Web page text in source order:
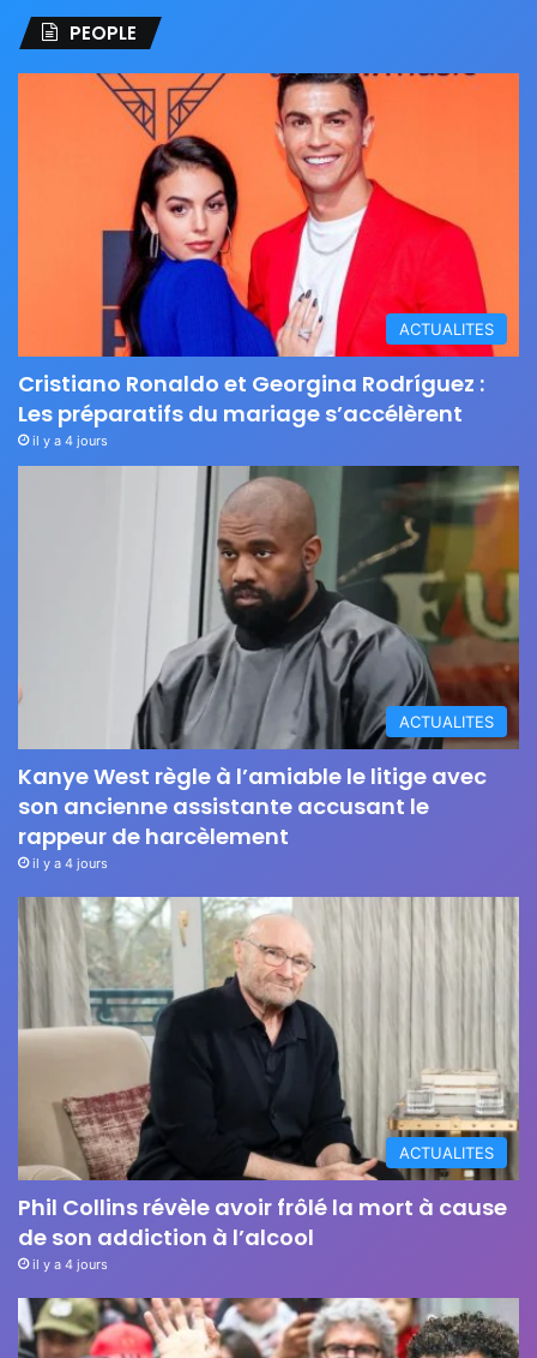
PEOPLE
ACTUALITES
Cristiano Ronaldo et Georgina Rodríguez :
Les préparatifs du mariage s’accélèrent
il y a 4 jours
ACTUALITES
Kanye West règle à l’amiable le litige avec
son ancienne assistante accusant le
rappeur de harcèlement
il y a 4 jours
ACTUALITES
Phil Collins révèle avoir frôlé la mort à cause
de son addiction à l’alcool
il y a 4 jours